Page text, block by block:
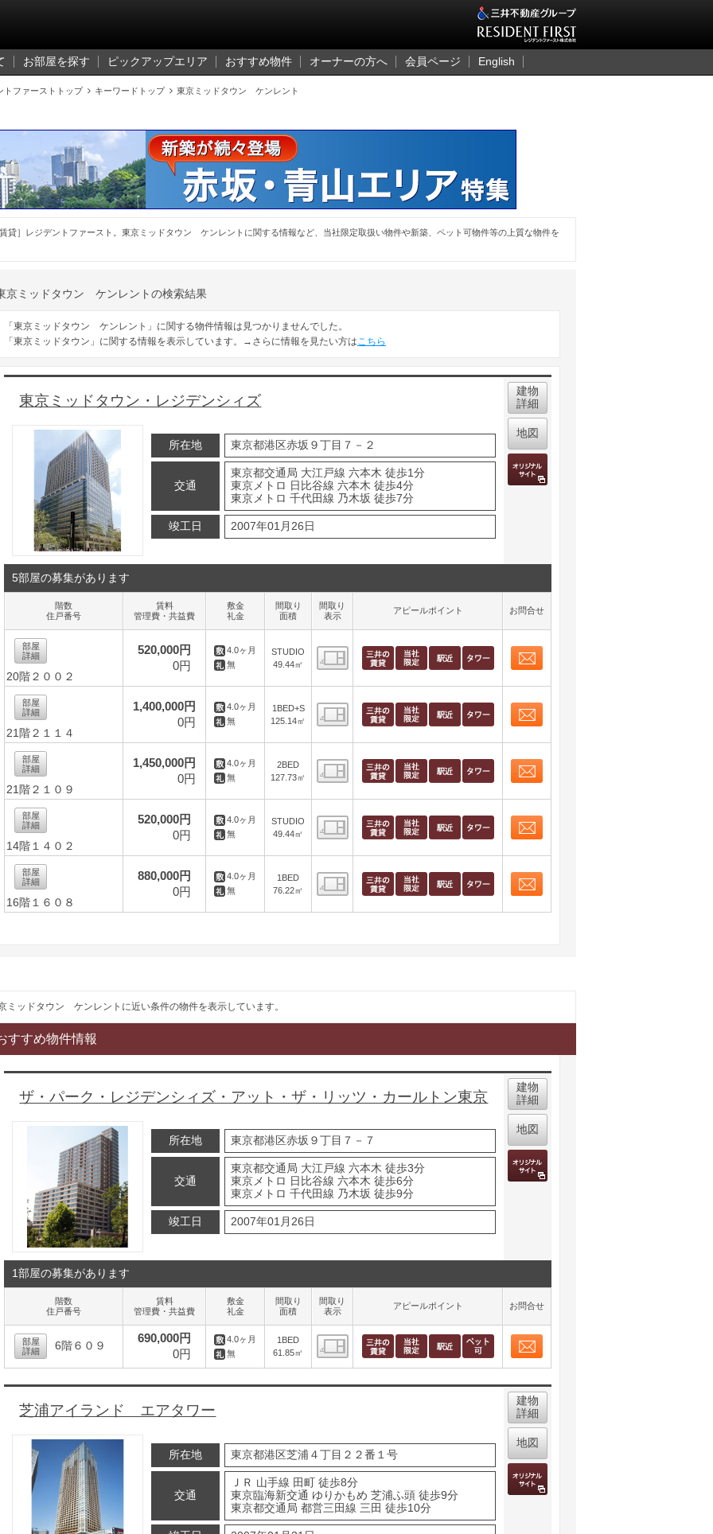
お部屋を探す ピックアップエリア おすすめ物件 オーナーの方へ 会員ページ English
トファーストトップ  キーワードトップ  東京ミッドタウン ケンレント
貸］レジデントファースト。東京ミッドタウン ケンレントに関する情報など、当社限定取扱い物件や新築、ペット可物件等の上質な物件を
京ミッドタウン ケンレントの検索結果
「東京ミッドタウン ケンレント」に関する物件情報は見つかりませんでした。
「東京ミッドタウン」に関する情報を表示しています。→さらに情報を見たい方はこちら
東京ミッドタウン・レジデンシィズ
所在地 東京都港区赤坂９丁目７－２
交通
東京都交通局 大江戸線 六本木 徒歩1分
東京メトロ 日比谷線 六本木 徒歩4分
東京メトロ 千代田線 乃木坂 徒歩7分
竣工日 2007年01月26日
建物
詳細
地図
5部屋の募集があります
階数
住戸番号
賃料
管理費・共益費
敷金
礼金
間取り
面積
間取り
表示
アピールポイント お問合せ
部屋
詳細
20階２００２
520,000円
0円
4.0ヶ月
無
STUDIO
49.44㎡
部屋
詳細
21階２１１４
1,400,000円
0円
4.0ヶ月
無
1BED+S
125.14㎡
部屋
詳細
21階２１０９
1,450,000円
0円
4.0ヶ月
無
2BED
127.73㎡
部屋
詳細
14階１４０２
520,000円
0円
4.0ヶ月
無
STUDIO
49.44㎡
部屋
詳細
16階１６０８
880,000円
0円
4.0ヶ月
無
1BED
76.22㎡
ミッドタウン ケンレントに近い条件の物件を表示しています。
すすめ物件情報
ザ・パーク・レジデンシィズ・アット・ザ・リッツ・カールトン東京
所在地 東京都港区赤坂９丁目７－７
交通
東京都交通局 大江戸線 六本木 徒歩3分
東京メトロ 日比谷線 六本木 徒歩6分
東京メトロ 千代田線 乃木坂 徒歩9分
竣工日 2007年01月26日
建物
詳細
地図
1部屋の募集があります
階数
住戸番号
賃料
管理費・共益費
敷金
礼金
間取り
面積
間取り
表示
アピールポイント お問合せ
部屋
詳細
6階６０９
690,000円
0円
4.0ヶ月
無
1BED
61.85㎡
間取り表示
芝浦アイランド エアタワー
所在地 東京都港区芝浦４丁目２２番１号
交通
ＪＲ 山手線 田町 徒歩8分
東京臨海新交通 ゆりかもめ 芝浦ふ頭 徒歩9分
東京都交通局 都営三田線 三田 徒歩10分
建物
詳細
地図